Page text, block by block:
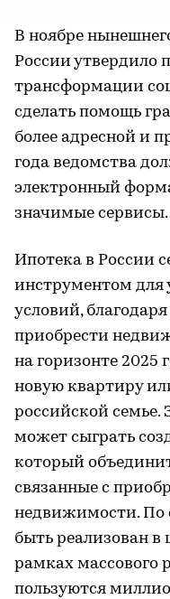
В ноябре
России утвердило
трансформации
сделать помощь
более адресной и
года ведомства
электронный
значимые сервисы.
Ипотека в России
инструментом
условий,
приобрести
на горизонте 2025
новую квартиру
российской семье.
может сыграть
который
связанные с
недвижимости. По
быть реализован
рамках массового
пользуются